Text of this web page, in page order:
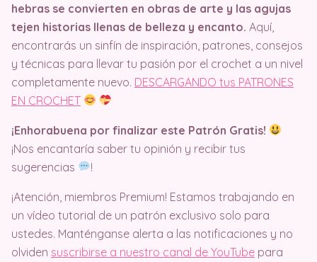
hebras se convierten en obras de arte y las agujas
tejen historias llenas de belleza y encanto. Aquí,
encontrarás un sinfín de inspiración, patrones, consejos
y técnicas para llevar tu pasión por el crochet a un nivel
completamente nuevo. DESCARGANDO tus PATRONES
EN CROCHET
¡Enhorabuena por finalizar este Patrón Gratis!
¡Nos encantaría saber tu opinión y recibir tus
sugerencias
!
¡Atención, miembros Premium! Estamos trabajando en
un vídeo tutorial de un patrón exclusivo solo para
ustedes. Manténganse alerta a las notificaciones y no
olviden suscribirse a nuestro canal de YouTube para